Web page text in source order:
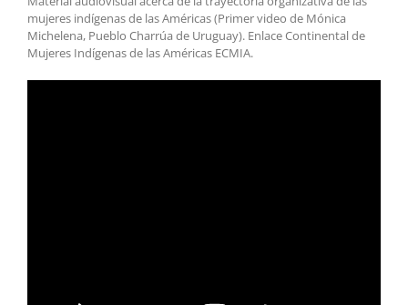
mujeres indígenas de las Américas (Primer video de Mónica
Michelena, Pueblo Charrúa de Uruguay). Enlace Continental de
Mujeres Indígenas de las Américas ECMIA.